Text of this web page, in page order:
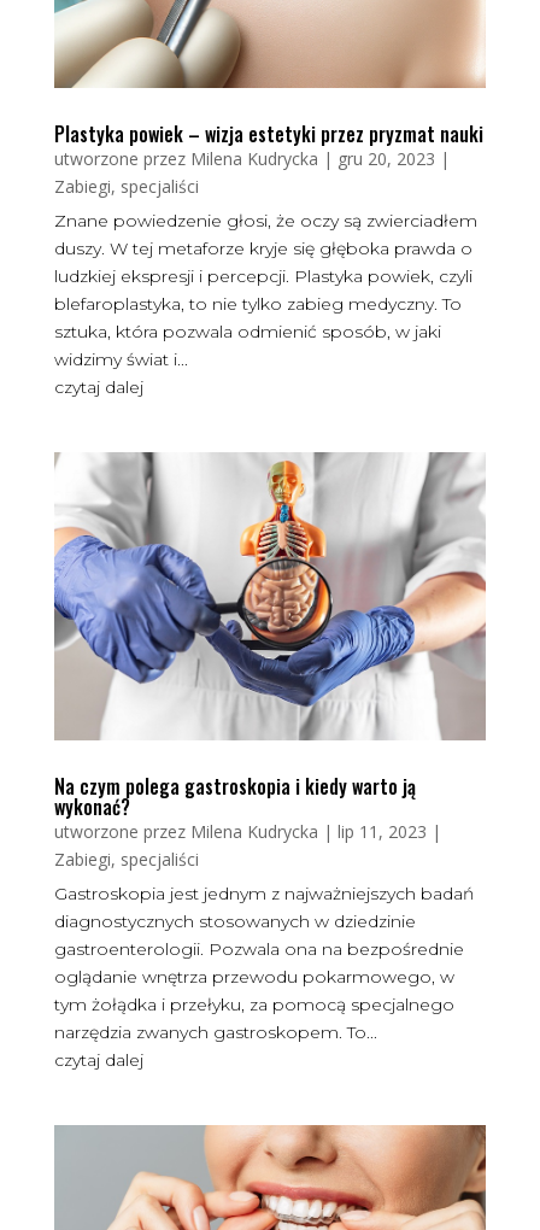
Plastyka powiek – wizja estetyki przez pryzmat nauki
utworzone przez Milena Kudrycka | gru 20, 2023 |
Zabiegi, specjaliści
Znane powiedzenie głosi, że oczy są zwierciadłem
duszy. W tej metaforze kryje się głęboka prawda o
ludzkiej ekspresji i percepcji. Plastyka powiek, czyli
blefaroplastyka, to nie tylko zabieg medyczny. To
sztuka, która pozwala odmienić sposób, w jaki
widzimy świat i...
czytaj dalej
Na czym polega gastroskopia i kiedy warto ją
wykonać?
utworzone przez Milena Kudrycka | lip 11, 2023 |
Zabiegi, specjaliści
Gastroskopia jest jednym z najważniejszych badań
diagnostycznych stosowanych w dziedzinie
gastroenterologii. Pozwala ona na bezpośrednie
oglądanie wnętrza przewodu pokarmowego, w
tym żołądka i przełyku, za pomocą specjalnego
narzędzia zwanych gastroskopem. To...
czytaj dalej